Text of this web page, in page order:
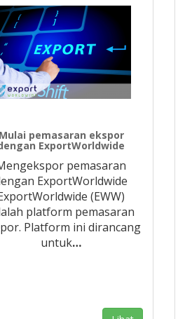
Mulai pemasaran ekspor
ExportWorldwide
pemasaran
ExportWorldwide
(EWW)
platform pemasaran
Platform ini dirancang
untuk…